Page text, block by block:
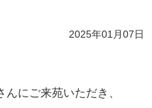
2025年01月07日
にご来苑いただき、